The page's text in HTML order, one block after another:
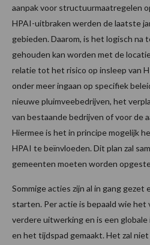
aanpak voor structuurmaatregelen
HPAI-uitbraken werden de laatste
gebieden. Daarom, is het logisch na
gehouden kan worden met de
relatie tot het risico op insleep van
onder meer ingaan op specifiek
nieuwe pluimveebedrijven, het
van bestaande bedrijven of voor de
Hiermee is het in principe mogelijk
HPAI te beïnvloeden. Dit plan zal
gemeenten moeten worden
Sommige acties zijn al in gang gezet
starten. Per actie is bepaald wie
verdere uitwerking en is een
en het tijdspad gemaakt. Het zal